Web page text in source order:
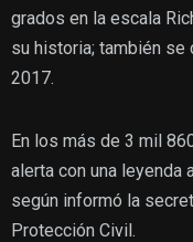
grados en la escala
su historia; también
2017.
En los más de 3 mil
alerta con una leyenda
según informó la
Protección Civil.